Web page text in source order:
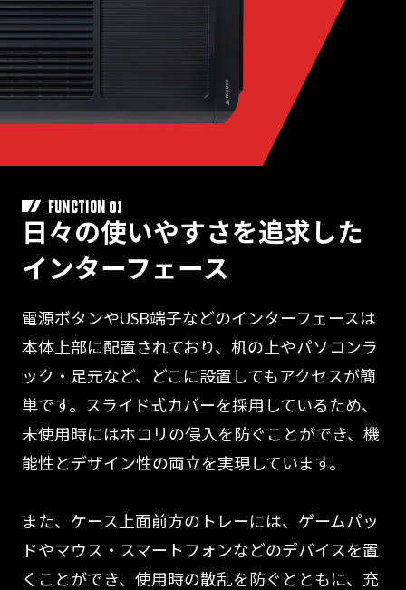
FUNCTION 01
日々の使いやすさを追求した
インターフェース
電源ボタンやUSB端子などのインターフェースは
本体上部に配置されており、机の上やパソコンラ
ック・足元など、どこに設置してもアクセスが簡
単です。スライド式カバーを採用しているため、
未使用時にはホコリの侵入を防ぐことができ、機
能性とデザイン性の両立を実現しています。
また、ケース上面前方のトレーには、ゲームパッ
ドやマウス・スマートフォンなどのデバイスを置
くことができ、使用時の散乱を防ぐとともに、充